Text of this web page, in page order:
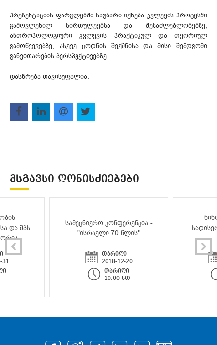
პრეზენტაციის ფარგლებში საუბარი იქნება კვლევის პროცესში
გამოვლენილ სირთულეებსა და შესაძლებლობებზე,
ანთროპოლოგიური კვლევის პრაქტიკულ და თეორიულ
გამოწვევებზე, ასევე ცოდნის შექმნისა და მისი შემდგომი
განვითარების პერსპექტივებზე.
დასწრება თავისუფალია.
ᲛᲡᲒᲐᲕᲡᲘ ᲦᲝᲜᲘᲡᲫᲘᲔᲑᲔᲑᲘ
და შპს
31
სამეცნიერო კონფერენცია -
"ისრაელი 70 წლის"
თარიღი
2018-12-20
თარიღი
10:00 სთ